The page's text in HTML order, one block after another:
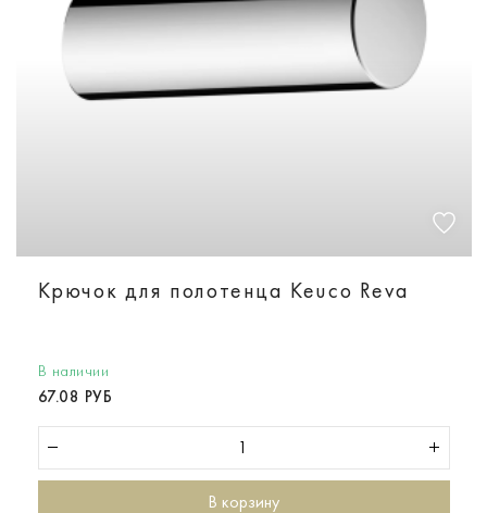
Крючок для полотенца Keuco Reva
В наличии
67.08 РУБ
В корзину